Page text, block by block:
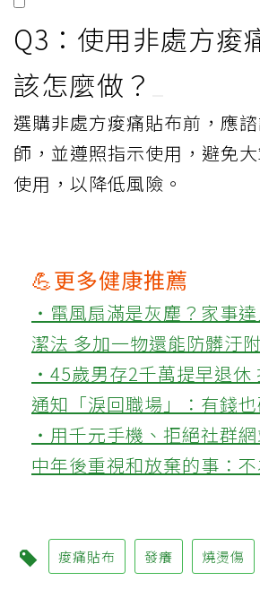
Q3：使用非處方痠
該怎麼做？
選購非處方痠痛貼布前，應
師，並遵照指示使用，避免
使用，以降低風險。
💪更多健康推薦
‧電風扇滿是灰塵？家事
潔法 多加一物還能防髒汙
‧45歲男存2千萬提早退休
通知「淚回職場」：有錢
‧用千元手機、拒絕社群
中年後重視和放棄的事：
痠痛貼布 發癢 燒燙傷